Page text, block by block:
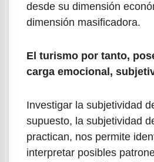
desde su dimensión
dimensión masificadora.
El turismo por tanto,
carga emocional,
Investigar la subjetividad
supuesto, la subjetividad
practican, nos permite
interpretar posibles